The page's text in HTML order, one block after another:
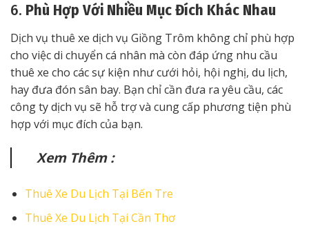
6. Phù Hợp Với Nhiều Mục Đích Khác Nhau
Dịch vụ thuê xe dịch vụ Giồng Trôm không chỉ phù hợp
cho việc di chuyển cá nhân mà còn đáp ứng nhu cầu
thuê xe cho các sự kiện như cưới hỏi, hội nghị, du lịch,
hay đưa đón sân bay. Bạn chỉ cần đưa ra yêu cầu, các
công ty dịch vụ sẽ hỗ trợ và cung cấp phương tiện phù
hợp với mục đích của bạn.
Xem Thêm :
Thuê Xe Du Lịch Tại Bến Tre
Thuê Xe Du Lịch Tại Cần Thơ